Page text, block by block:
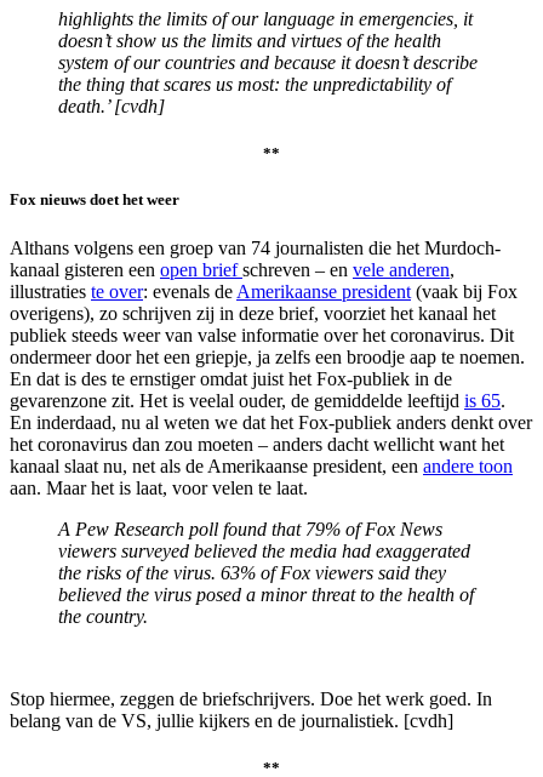
highlights the limits of our language in emergencies, it
doesn’t show us the limits and virtues of the health
system of our countries and because it doesn’t describe
the thing that scares us most: the unpredictability of
death.’ [cvdh]
**
Fox nieuws doet het weer
Althans volgens een groep van 74 journalisten die het Murdoch-
kanaal gisteren een open briefschreven – en vele anderen,
illustraties te over: evenals de Amerikaanse president (vaak bij Fox
overigens), zo schrijven zij in deze brief, voorziet het kanaal het
publiek steeds weer van valse informatie over het coronavirus. Dit
ondermeer door het een griepje, ja zelfs een broodje aap te noemen.
En dat is des te ernstiger omdat juist het Fox-publiek in de
gevarenzone zit. Het is veelal ouder, de gemiddelde leeftijd is 65.
En inderdaad, nu al weten we dat het Fox-publiek anders denkt over
het coronavirus dan zou moeten – anders dacht wellicht want het
kanaal slaat nu, net als de Amerikaanse president, een andere toon
aan. Maar het is laat, voor velen te laat.
A Pew Research poll found that 79% of Fox News
viewers surveyed believed the media had exaggerated
the risks of the virus. 63% of Fox viewers said they
believed the virus posed a minor threat to the health of
the country.
Stop hiermee, zeggen de briefschrijvers. Doe het werk goed. In
belang van de VS, jullie kijkers en de journalistiek. [cvdh]
**